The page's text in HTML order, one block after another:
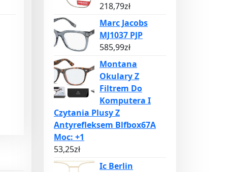
218,79zł
Marc Jacobs
MJ1037 PJP
585,99zł
Montana
Okulary Z
Filtrem Do
Komputera I
Czytania Plusy Z
Antyrefleksem Blfbox67A
Moc: +1
53,25zł
Ic Berlin